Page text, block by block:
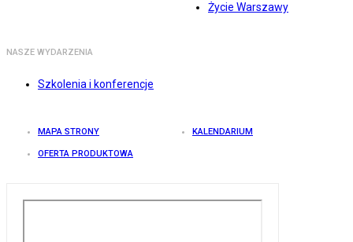
Życie Warszawy
NASZE WYDARZENIA
Szkolenia i konferencje
MAPA STRONY KALENDARIUM
OFERTA PRODUKTOWA